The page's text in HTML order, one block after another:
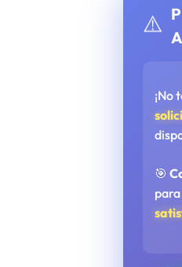
⚠️
¡No
🎯